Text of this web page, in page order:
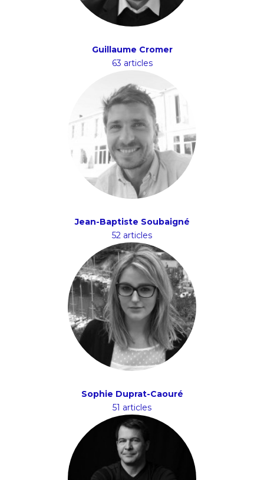
Guillaume Cromer
63 articles
Jean-Baptiste Soubaigné
52 articles
Sophie Duprat-Caouré
51 articles